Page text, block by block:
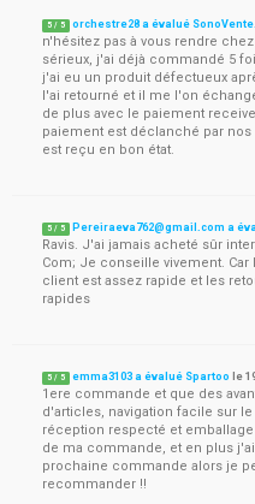
5 / 5 orchestre28 a évalué
n'hésitez pas à vous rendre
sérieux, j'ai déjà commandé 5
j'ai eu un produit défectueux
l'ai retourné et il me l'on
de plus avec le paiement
paiement est déclanché par
est reçu en bon état.
5 / 5 Pereiraeva762@gmail.com a
Ravis. J'ai jamais acheté sûr
Com; Je conseille vivement.
client est assez rapide et les
rapides
5 / 5 emma3103 a évalué Spartoo le
1ere commande et que des
d'articles, navigation facile sur
réception respecté et
de ma commande, et en plus
prochaine commande alors je
recommander !!